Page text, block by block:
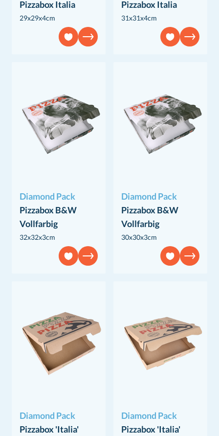
Pizzabox Italia
29x29x4cm
Pizzabox Italia
31x31x4cm
Diamond Pack
Pizzabox B&W
Vollfarbig
32x32x3cm
Diamond Pack
Pizzabox B&W
Vollfarbig
30x30x3cm
Diamond Pack
Pizzabox 'Italia'
Diamond Pack
Pizzabox 'Italia'